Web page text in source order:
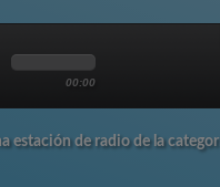
00:00
estación de radio de la